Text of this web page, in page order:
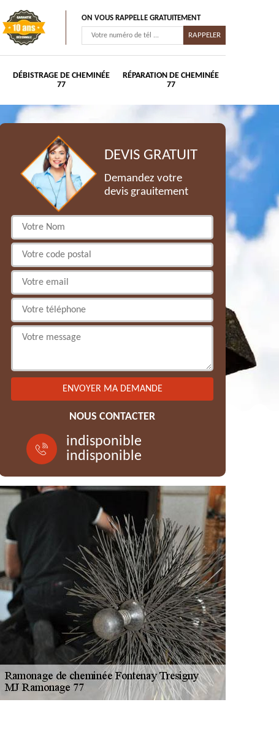
ON VOUS RAPPELLE GRATUITEMENT
DÉBISTRAGE DE CHEMINÉE
77
RÉPARATION DE CHEMINÉE
77
DEVIS GRATUIT
Demandez votre
devis grauitement
NOUS CONTACTER
indisponible
indisponible